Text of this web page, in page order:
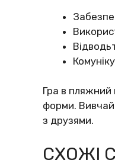
Гра в пляжний
форми.
з друзями.
СХОЖІ